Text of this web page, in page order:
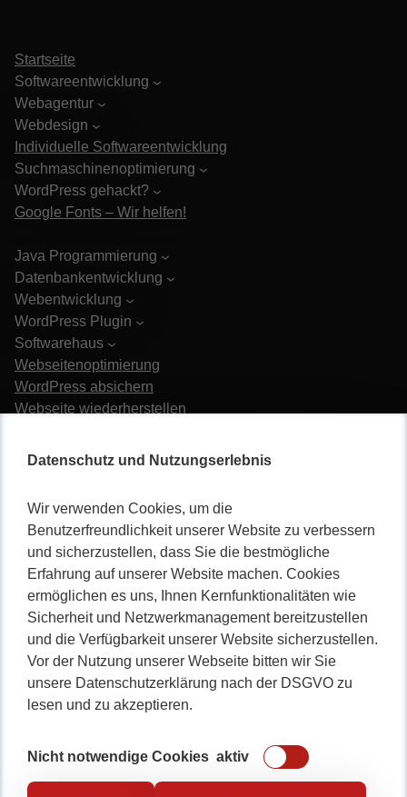
Datenschutz und Nutzungserlebnis
Wir verwenden Cookies, um die
Benutzerfreundlichkeit unserer Website zu verbessern
und sicherzustellen, dass Sie die bestmögliche
Erfahrung auf unserer Website machen. Cookies
ermöglichen es uns, Ihnen Kernfunktionalitäten wie
Sicherheit und Netzwerkmanagement bereitzustellen
und die Verfügbarkeit unserer Website sicherzustellen.
Vor der Nutzung unserer Webseite bitten wir Sie
unsere Datenschutzerklärung nach der DSGVO zu
lesen und zu akzeptieren.
Nicht notwendige Cookies aktiv
Startseite
Softwareentwicklung
Webagentur
Webdesign
Individuelle Softwareentwicklung
Suchmaschinenoptimierung
WordPress gehackt?
Google Fonts – Wir helfen!
Java Programmierung
Datenbankentwicklung
Webentwicklung
WordPress Plugin
Softwarehaus
Webseitenoptimierung
WordPress absichern
Webseite wiederherstellen
Nicht lange schnacken
gleich durchstarten!
0234 / 904 8115